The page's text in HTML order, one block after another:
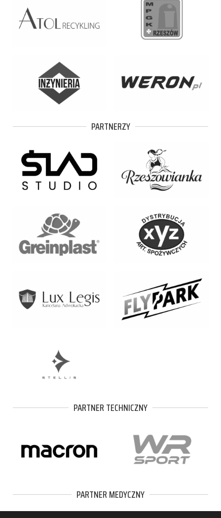
PARTNERZY
PARTNER TECHNICZNY
PARTNER MEDYCZNY